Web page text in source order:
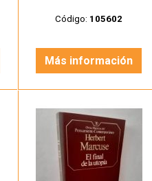
Código: 105602
Más información